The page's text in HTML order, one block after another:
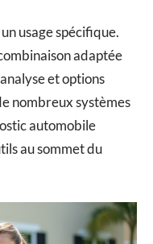
usage spécifique.
adaptée
et options
nombreux systèmes
automobile
au sommet du